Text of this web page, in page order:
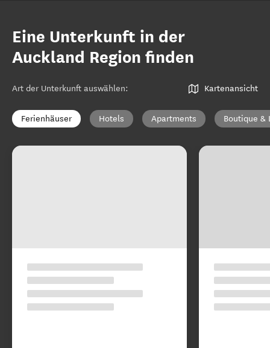
Eine Unterkunft in der
Auckland Region finden
Art der Unterkunft auswählen: Kartenansicht
Ferienhäuser Hotels Apartments Boutique &